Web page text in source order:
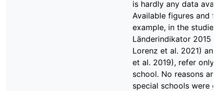
is hardly any data
Available figures and
example, in the
Länderindikator 2015
Lorenz et al. 2021)
et al. 2019), refer only
school. No reasons
special schools were